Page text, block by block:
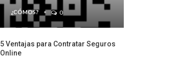
¿CÓMOS? 0
5 Ventajas para Contratar Seguros
Online